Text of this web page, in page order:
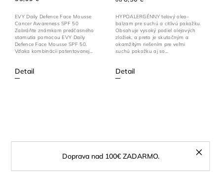
Doprava nad 100€ ZADARMO.
Detail
EVY Daily Defence Face Mousse
Cancer Awareness SPF 50
Zabráňte známkam predčasného
starnutia pomocou EVY Daily
Defence Face Mousse SPF 50.
Vďaka kombinácii patentovanej...
Detail
HYPOALERGÉNNY telový oleo-
balzam pre suchú a citlivú pokožku.
Obsahuje vysoký podiel olejových
zložiek, a preto je skutočným a
okamžitým riešením pre veľmi
suchú pokožku aj so...